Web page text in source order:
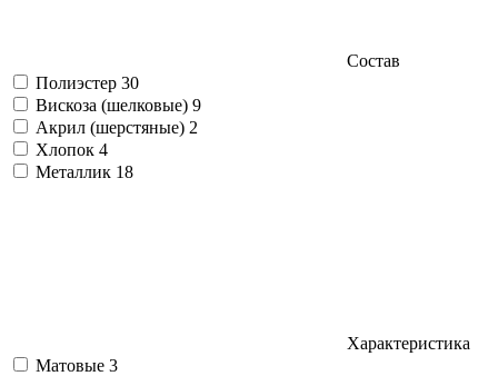
Состав
Полиэстер 30
Вискоза (шелковые) 9
Акрил (шерстяные) 2
Хлопок 4
Металлик 18
Характеристика
Матовые 3